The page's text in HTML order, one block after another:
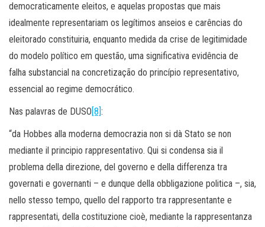
democraticamente eleitos, e aquelas propostas que mais
idealmente representariam os legítimos anseios e carências do
eleitorado constituiria, enquanto medida da crise de legitimidade
do modelo político em questão, uma significativa evidência de
falha substancial na concretização do princípio representativo,
essencial ao regime democrático.
Nas palavras de DUSO[8]:
“da Hobbes alla moderna democrazia non si dà Stato se non
mediante il principio rappresentativo. Qui si condensa sia il
problema della direzione, del governo e della differenza tra
governati e governanti – e dunque della obbligazione politica –, sia,
nello stesso tempo, quello del rapporto tra rappresentante e
rappresentati, della costituzione cioè, mediante la rappresentanza